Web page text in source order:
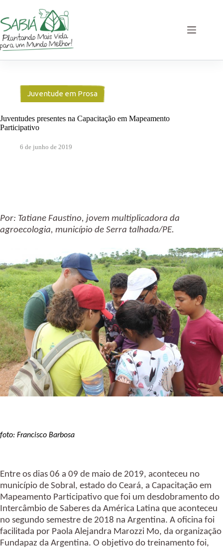
o
conteúdo
Juventude em Prosa
Juventudes presentes na Capacitação em Mapeamento
Participativo
6 de junho de 2019
Por: Tatiane Faustino, jovem multiplicadora da
agroecologia, município de Serra talhada/PE.
foto: Francisco Barbosa
Entre os dias 06 a 09 de maio de 2019, aconteceu no
município de Sobral, estado do Ceará, a Capacitação em
Mapeamento Participativo que foi um desdobramento do
Intercâmbio de Saberes da América Latina que aconteceu
no segundo semestre de 2018 na Argentina. A oficina foi
facilitada por Paola Alejandra Marozzi Mo, da organização
Fundapaz da Argentina. O objetivo do treinamento foi,